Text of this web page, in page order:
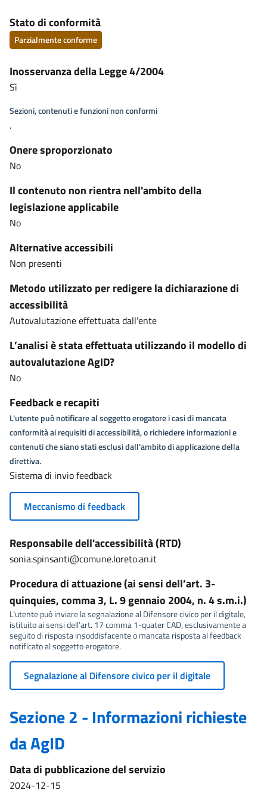
Stato di conformità
Parzialmente conforme
Inosservanza della Legge 4/2004
Sì
Sezioni, contenuti e funzioni non conformi
.
Onere sproporzionato
No
Il contenuto non rientra nell'ambito della
legislazione applicabile
No
Alternative accessibili
Non presenti
Metodo utilizzato per redigere la dichiarazione di
accessibilità
Autovalutazione effettuata dall'ente
L’analisi è stata effettuata utilizzando il modello di
autovalutazione AgID?
No
Feedback e recapiti
L'utente può notificare al soggetto erogatore i casi di mancata
conformità ai requisiti di accessibilità, o richiedere informazioni e
contenuti che siano stati esclusi dall'ambito di applicazione della
direttiva.
Sistema di invio feedback
Meccanismo di feedback
Responsabile dell'accessibilità (RTD)
sonia.spinsanti@comune.loreto.an.it
Procedura di attuazione (ai sensi dell’art. 3-
quinquies, comma 3, L. 9 gennaio 2004, n. 4 s.m.i.)
L’utente può inviare la segnalazione al Difensore civico per il digitale,
istituito ai sensi dell’art. 17 comma 1-quater CAD, esclusivamente a
seguito di risposta insoddisfacente o mancata risposta al feedback
notificato al soggetto erogatore.
Segnalazione al Difensore civico per il digitale
Sezione 2 - Informazioni richieste
da AgID
Data di pubblicazione del servizio
2024-12-15